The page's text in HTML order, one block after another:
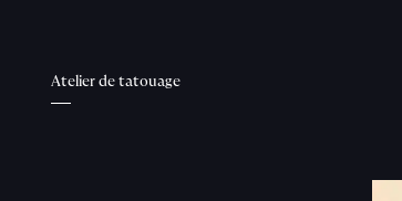
Atelier de tatouage